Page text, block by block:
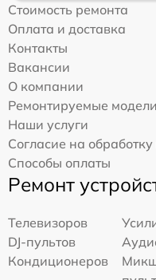
Стоимость ремонта
Оплата и доставка
Контакты
Вакансии
О компании
Ремонтируемые модели
Наши услуги
Согласие на
Способы оплаты
Ремонт
Телевизоров
DJ-пультов
Кондиционеров